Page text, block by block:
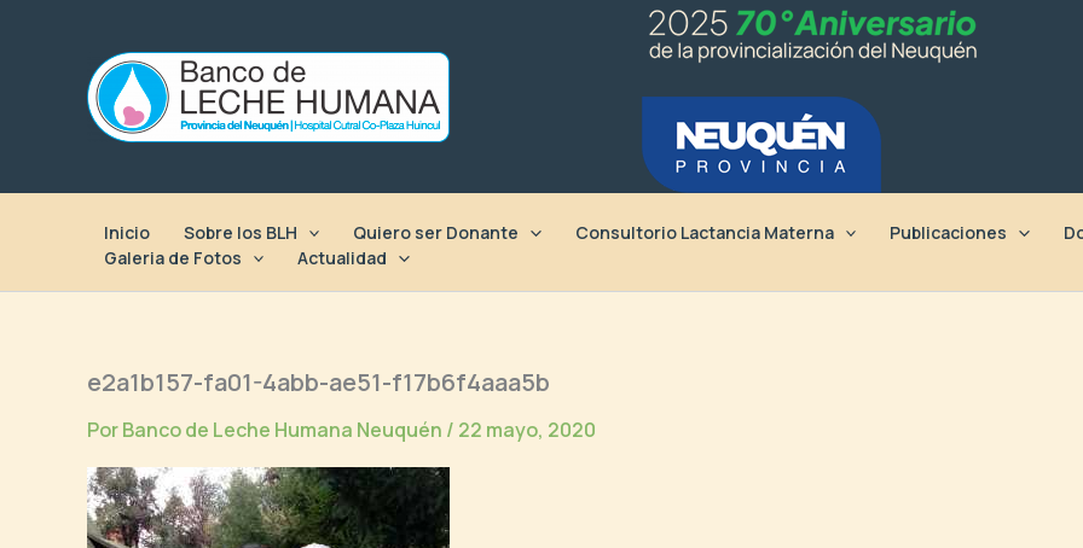
contenido
Inicio Sobre los BLH Quiero ser Donante Consultorio Lactancia Materna Publicaciones
Galeria de Fotos
Actualidad
e2a1b157-fa01-4abb-ae51-f17b6f4aaa5b
PorBanco de Leche Humana Neuquén / 22 mayo, 2020